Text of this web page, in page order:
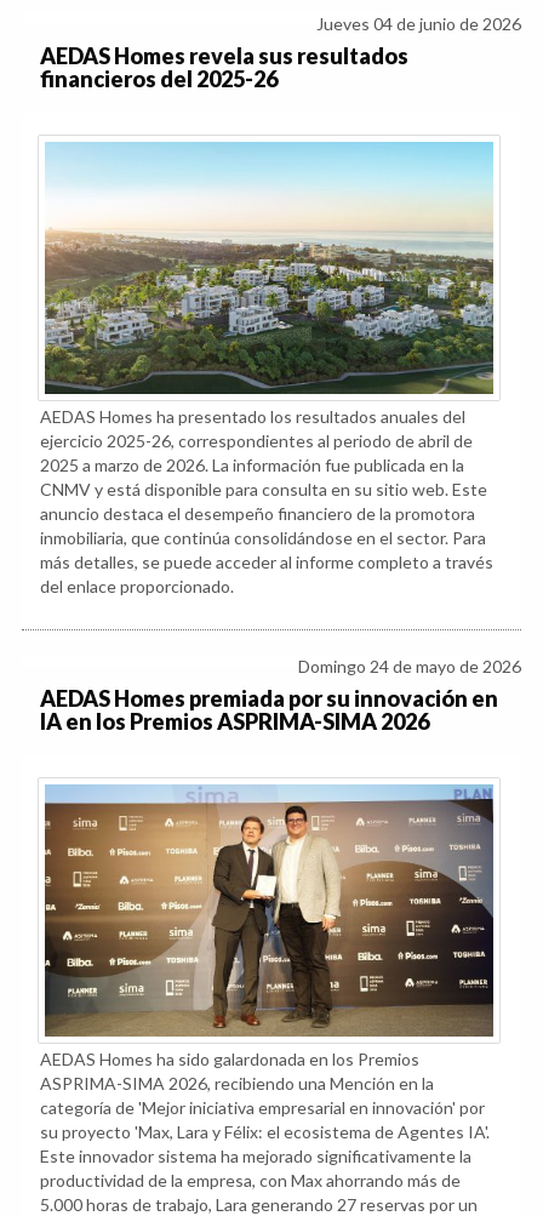
Jueves 04 de junio de 2026
AEDAS Homes revela sus resultados
financieros del 2025-26
AEDAS Homes ha presentado los resultados anuales del
ejercicio 2025-26, correspondientes al periodo de abril de
2025 a marzo de 2026. La información fue publicada en la
CNMV y está disponible para consulta en su sitio web. Este
anuncio destaca el desempeño financiero de la promotora
inmobiliaria, que continúa consolidándose en el sector. Para
más detalles, se puede acceder al informe completo a través
del enlace proporcionado.
Domingo 24 de mayo de 2026
AEDAS Homes premiada por su innovación en
IA en los Premios ASPRIMA-SIMA 2026
AEDAS Homes ha sido galardonada en los Premios
ASPRIMA-SIMA 2026, recibiendo una Mención en la
categoría de 'Mejor iniciativa empresarial en innovación' por
su proyecto 'Max, Lara y Félix: el ecosistema de Agentes IA'.
Este innovador sistema ha mejorado significativamente la
productividad de la empresa, con Max ahorrando más de
5.000 horas de trabajo, Lara generando 27 reservas por un